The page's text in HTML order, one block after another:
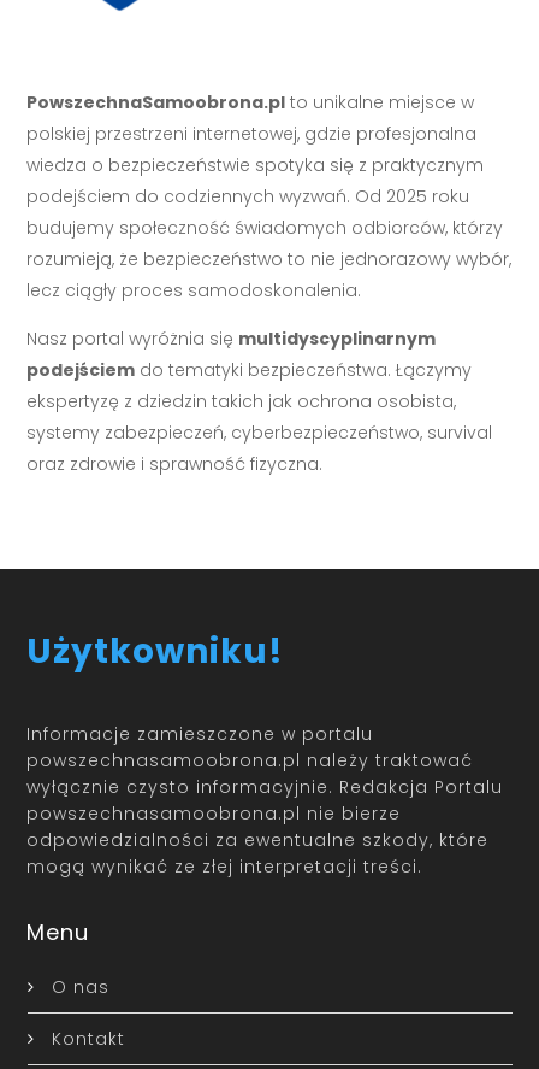
PowszechnaSamoobrona.pl to unikalne miejsce w
polskiej przestrzeni internetowej, gdzie profesjonalna
wiedza o bezpieczeństwie spotyka się z praktycznym
podejściem do codziennych wyzwań. Od 2025 roku
budujemy społeczność świadomych odbiorców, którzy
rozumieją, że bezpieczeństwo to nie jednorazowy wybór,
lecz ciągły proces samodoskonalenia.
Nasz portal wyróżnia się multidyscyplinarnym
podejściem do tematyki bezpieczeństwa. Łączymy
ekspertyzę z dziedzin takich jak ochrona osobista,
systemy zabezpieczeń, cyberbezpieczeństwo, survival
oraz zdrowie i sprawność fizyczna.
Użytkowniku!
Informacje zamieszczone w portalu
powszechnasamoobrona.pl należy traktować
wyłącznie czysto informacyjnie. Redakcja Portalu
powszechnasamoobrona.pl nie bierze
odpowiedzialności za ewentualne szkody, które
mogą wynikać ze złej interpretacji treści.
Menu
O nas
Kontakt